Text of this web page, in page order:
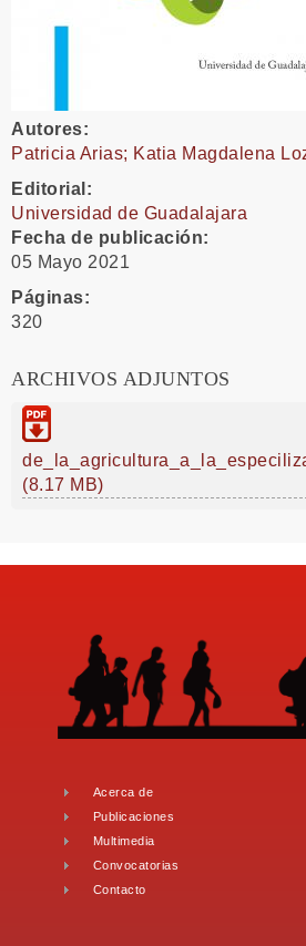
Autores:
Patricia Arias; Katia Magdalena
Editorial:
Universidad de Guadalajara
Fecha de publicación:
05 Mayo 2021
Páginas:
320
ARCHIVOS ADJUNTOS
(8.17 MB)
Acerca de
Publicaciones
Multimedia
Convocatorias
Contacto